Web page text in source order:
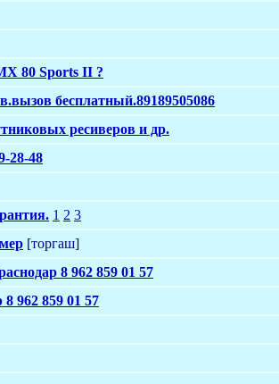
80 Sports II ?
бесплатный.89189505086
ресиверов и др.
28-48
1 2 3
[торгаш]
8 962 859 01 57
962 859 01 57